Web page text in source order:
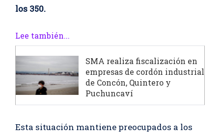
los 350.
Lee también...
SMA realiza fiscalización en
empresas de cordón industrial
de Concón, Quintero y
Puchuncaví
Esta situación mantiene preocupados a los